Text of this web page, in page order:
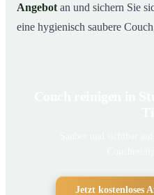
Angebot an und sichern Sie
eine hygienisch saubere
Jetzt kostenloses